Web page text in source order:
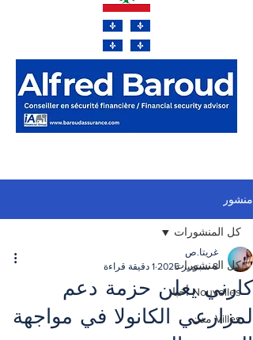
منشور
كل المنشورات
Nouvelles أخبار
Villes مدن
كل المنشورات
كارني يعلن حزمة دعم
لمزارعي الكانولا في مواجهة
غريتا.ص
8 سبتمبر 2025
1 دقيقة قراءة